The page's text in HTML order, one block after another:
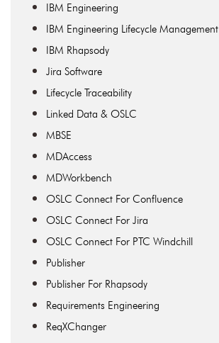
IBM Engineering
IBM Engineering Lifecycle Management
IBM Rhapsody
Jira Software
Lifecycle Traceability
Linked Data & OSLC
MBSE
MDAccess
MDWorkbench
OSLC Connect For Confluence
OSLC Connect For Jira
OSLC Connect For PTC Windchill
Publisher
Publisher For Rhapsody
Requirements Engineering
ReqXChanger